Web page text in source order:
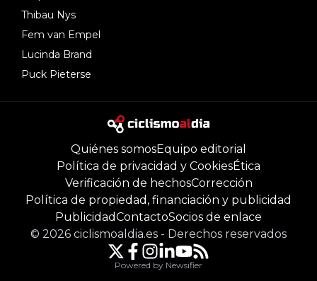
Thibau Nys
Fem van Empel
Lucinda Brand
Puck Pieterse
Quiénes somosEquipo editorial
Política de privacidad y CookiesÉtica
Verificación de hechosCorrección
Política de propiedad, financiación y publicidad
PublicidadContactoSocios de enlace
© 2026 ciclismoaldia.es - Derechos reservados
Powered by Newsifier